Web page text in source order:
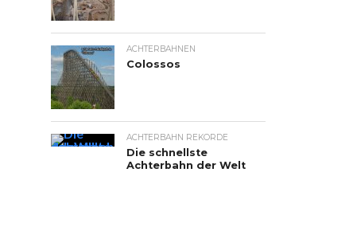
ACHTERBAHNEN
Colossos
ACHTERBAHN REKORDE
Die schnellste
Achterbahn der Welt